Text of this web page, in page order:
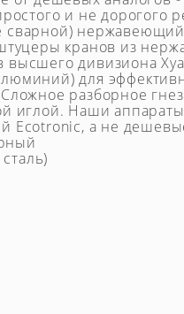
и не дорогого
кранов из
высшего дивизиона
для
разборное
иглой. Наши
Ecotronic, а не